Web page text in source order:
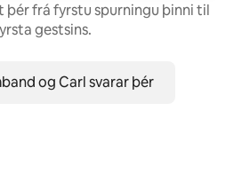
frá fyrstu spurningu þinni til
gestsins.
og Carl svarar þér